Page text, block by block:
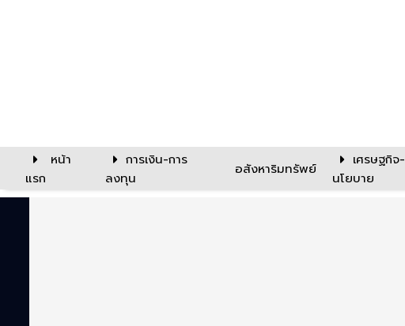
หน้า
แรก
การเงิน-การ
ลงทุน
อสังหาริมทรัพย์
เศรษฐกิจ-
นโยบาย